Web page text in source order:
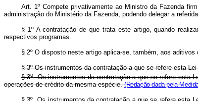
Art. 1º Compete privativamente ao Ministro da Fazenda
administração do Ministério da Fazenda, podendo delegar a
§ 1º A contratação de que trata este artigo, quando
respectivos programas.
§ 2º O disposto neste artigo aplica-se, também, aos
§ 3º Os instrumentos da contratação a que se refere esta
§ 3oOs instrumentos da contratação a que se refere esta
operações de crédito da mesma espécie.(Redação dada pela